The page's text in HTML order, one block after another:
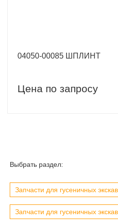
04050-00085 ШПЛИНТ
Цена по запросу
Выбрать раздел:
Запчасти для гусеничных
Запчасти для гусеничных